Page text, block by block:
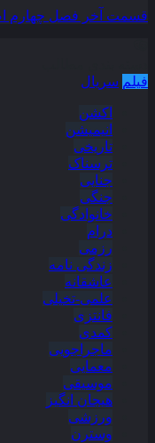
قسمت آخر فصل چهارم
فیلم سریال
اکشن
انیمیشن
تاریخی
ترسناک
جنایی
جنگی
خانوادگی
درام
رزمی
زندگی نامه
عاشقانه
علمی-تخیلی
فانتزی
کمدی
ماجراجویی
معمایی
موسیقی
هیجان انگیز
ورزشی
وسترن